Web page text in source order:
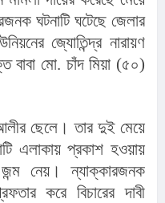
ঘটনাটি ঘটেছে জেলার
জ্যোতিন্দ্র নারায়ণ
বাবা মো. চাঁদ মিয়া (৫০)
ছেলে। তার দুই মেয়ে
এলাকায় প্রকাশ হওয়ায়
নেয়। ন্যাক্কারজনক
করে বিচারের দাবী